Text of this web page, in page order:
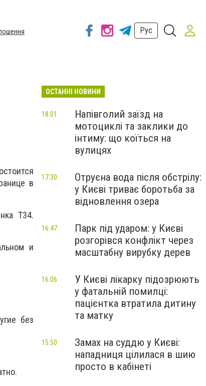
Рус
в
Т34.
и
без
ОСТАННІ НОВИНИ
Напівголий заїзд на
мотоциклі та заклики до
інтиму: що коїться на
вулицях
18:01
Отруєна вода після обстрілу:
у Києві триває боротьба за
відновлення озера
17:30
Парк під ударом: у Києві
розгорівся конфлікт через
масштабну вирубку дерев
16:47
У Києві лікарку підозрюють
у фатальній помилці:
пацієнтка втратила дитину
та матку
16:06
Замах на суддю у Києві:
нападниця цілилася в шию
просто в кабінеті
15:50